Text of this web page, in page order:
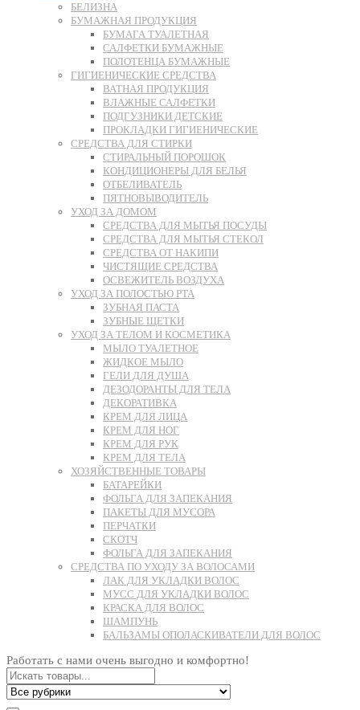
БЕЛИЗНА
БУМАЖНАЯ ПРОДУКЦИЯ
БУМАГА ТУАЛЕТНАЯ
САЛФЕТКИ БУМАЖНЫЕ
ПОЛОТЕНЦА БУМАЖНЫЕ
ГИГИЕНИЧЕСКИЕ СРЕДСТВА
ВАТНАЯ ПРОДУКЦИЯ
ВЛАЖНЫЕ САЛФЕТКИ
ПОДГУЗНИКИ ДЕТСКИЕ
ПРОКЛАДКИ ГИГИЕНИЧЕСКИЕ
СРЕДСТВА ДЛЯ СТИРКИ
СТИРАЛЬНЫЙ ПОРОШОК
КОНДИЦИОНЕРЫ ДЛЯ БЕЛЬЯ
ОТБЕЛИВАТЕЛЬ
ПЯТНОВЫВОДИТЕЛЬ
УХОД ЗА ДОМОМ
СРЕДСТВА ДЛЯ МЫТЬЯ ПОСУДЫ
СРЕДСТВА ДЛЯ МЫТЬЯ СТЕКОЛ
СРЕДСТВА ОТ НАКИПИ
ЧИСТЯЩИЕ СРЕДСТВА
ОСВЕЖИТЕЛЬ ВОЗДУХА
УХОД ЗА ПОЛОСТЬЮ РТА
ЗУБНАЯ ПАСТА
ЗУБНЫЕ ЩЕТКИ
УХОД ЗА ТЕЛОМ И КОСМЕТИКА
МЫЛО ТУАЛЕТНОЕ
ЖИДКОЕ МЫЛО
ГЕЛИ ДЛЯ ДУША
ДЕЗОДОРАНТЫ ДЛЯ ТЕЛА
ДЕКОРАТИВКА
КРЕМ ДЛЯ ЛИЦА
КРЕМ ДЛЯ НОГ
КРЕМ ДЛЯ РУК
КРЕМ ДЛЯ ТЕЛА
ХОЗЯЙСТВЕННЫЕ ТОВАРЫ
БАТАРЕЙКИ
ФОЛЬГА ДЛЯ ЗАПЕКАНИЯ
ПАКЕТЫ ДЛЯ МУСОРА
ПЕРЧАТКИ
СКОТЧ
ФОЛЬГА ДЛЯ ЗАПЕКАНИЯ
СРЕДСТВА ПО УХОДУ ЗА ВОЛОСАМИ
ЛАК ДЛЯ УКЛАДКИ ВОЛОС
МУСС ДЛЯ УКЛАДКИ ВОЛОС
КРАСКА ДЛЯ ВОЛОС
ШАМПУНЬ
БАЛЬЗАМЫ ОПОЛАСКИВАТЕЛИ ДЛЯ ВОЛОС
Работать с нами очень выгодно и комфортно!